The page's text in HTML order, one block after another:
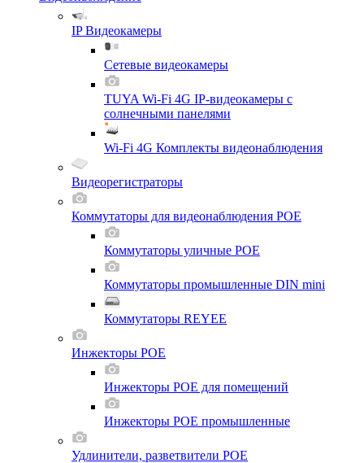
IP Видеокамеры
Сетевые видеокамеры
TUYA Wi-Fi 4G IP-видеокамеры с
солнечными панелями
Wi-Fi 4G Комплекты видеонаблюдения
Видеорегистраторы
Коммутаторы для видеонаблюдения POE
Коммутаторы уличные POE
Коммутаторы промышленные DIN mini
Коммутаторы REYEE
Инжекторы POE
Инжекторы POE для помещений
Инжекторы POE промышленные
Удлинители, разветвители POE